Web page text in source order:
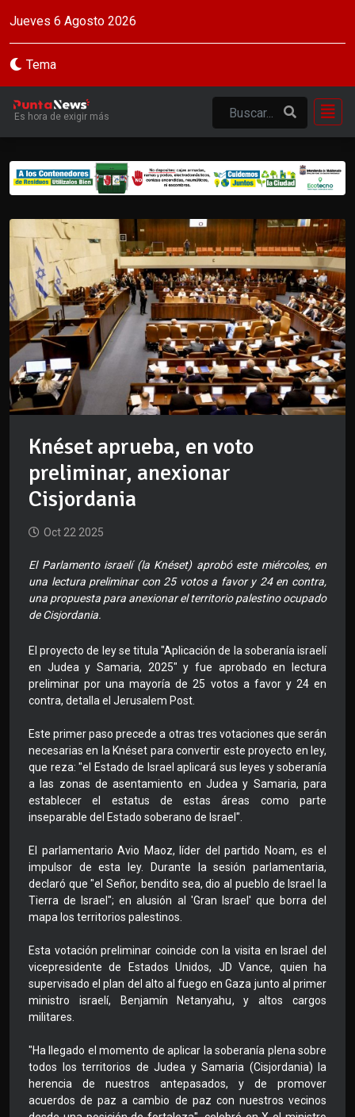
Jueves 6 Agosto 2026
Tema
Es hora de exigir más
Knéset aprueba, en voto
preliminar, anexionar
Cisjordania
Oct 22 2025
El Parlamento israelí (la Knéset) aprobó este miércoles, en
una lectura preliminar con 25 votos a favor y 24 en contra,
una propuesta para anexionar el territorio palestino ocupado
de Cisjordania.
El proyecto de ley se titula "Aplicación de la soberanía israelí
en Judea y Samaria, 2025" y fue aprobado en lectura
preliminar por una mayoría de 25 votos a favor y 24 en
contra, detalla el Jerusalem Post.
Este primer paso precede a otras tres votaciones que serán
necesarias en la Knéset para convertir este proyecto en ley,
que reza: "el Estado de Israel aplicará sus leyes y soberanía
a las zonas de asentamiento en Judea y Samaria, para
establecer el estatus de estas áreas como parte
inseparable del Estado soberano de Israel".
El parlamentario Avio Maoz, líder del partido Noam, es el
impulsor de esta ley. Durante la sesión parlamentaria,
declaró que "el Señor, bendito sea, dio al pueblo de Israel la
Tierra de Israel"; en alusión al 'Gran Israel' que borra del
mapa los territorios palestinos.
Esta votación preliminar coincide con la visita en Israel del
vicepresidente de Estados Unidos, JD Vance, quien ha
supervisado el plan del alto al fuego en Gaza junto al primer
ministro israelí, Benjamín Netanyahu, y altos cargos
militares.
"Ha llegado el momento de aplicar la soberanía plena sobre
todos los territorios de Judea y Samaria (Cisjordania) la
herencia de nuestros antepasados, y de promover
acuerdos de paz a cambio de paz con nuestros vecinos